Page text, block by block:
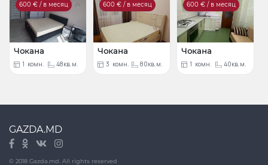
600 € / в месяц
Чокана
1 комн. 48кв.м.
600 € / в месяц
Чокана
3 комн. 80кв.м.
600 € / в месяц
Чокана
1 комн. 40кв.м.
GAZDA.MD
© 2018 Gazda.md. All rights reserved